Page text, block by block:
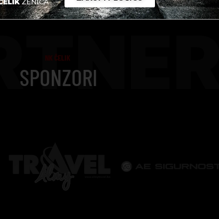
NK ČELIK
SPONZORI